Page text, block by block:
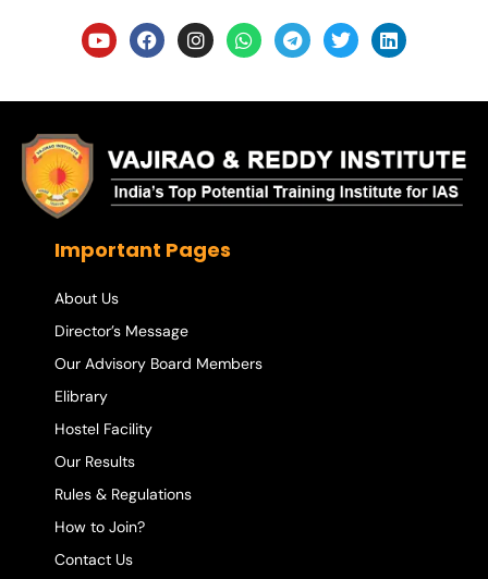
Important Pages
About Us
Director’s Message
Our Advisory Board Members
Elibrary
Hostel Facility
Our Results
Rules & Regulations
How to Join?
Contact Us